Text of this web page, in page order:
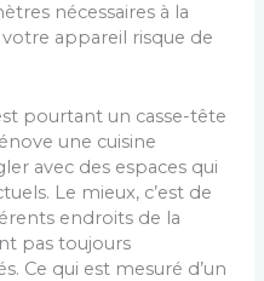
nécessaires à la
appareil risque de
pourtant un casse-tête
une cuisine
avec des espaces qui
Le mieux, c’est de
endroits de la
pas toujours
Ce qui est mesuré d’un